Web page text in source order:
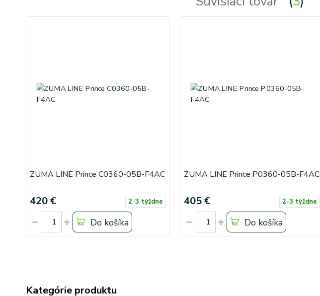
ZUMA LINE Prince C0360-05B-F4AC
420 € 2-3 týždne
Do košíka
ZUMA LINE Prince P0360-05B-F4AC
405 € 2-3 týždne
Do košíka
Kategórie produktu